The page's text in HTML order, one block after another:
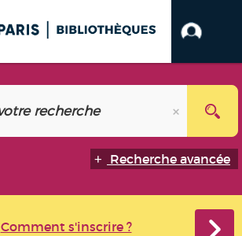
Recherche avancée
Comment s'inscrire ?